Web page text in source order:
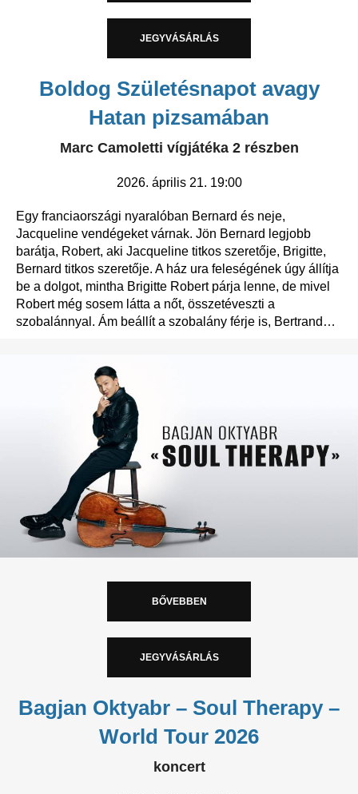
JEGYVÁSÁRLÁS
Boldog Születésnapot avagy
Hatan pizsamában
Marc Camoletti vígjátéka 2 részben
2026. április 21. 19:00
Egy franciaországi nyaralóban Bernard és neje,
Jacqueline vendégeket várnak. Jön Bernard legjobb
barátja, Robert, aki Jacqueline titkos szeretője, Brigitte,
Bernard titkos szeretője. A ház ura feleségének úgy állítja
be a dolgot, mintha Brigitte Robert párja lenne, de mivel
Robert még sosem látta a nőt, összetéveszti a
szobalánnyal. Ám beállít a szobalány férje is, Bertrand…
BŐVEBBEN
JEGYVÁSÁRLÁS
Bagjan Oktyabr – Soul Therapy –
World Tour 2026
koncert